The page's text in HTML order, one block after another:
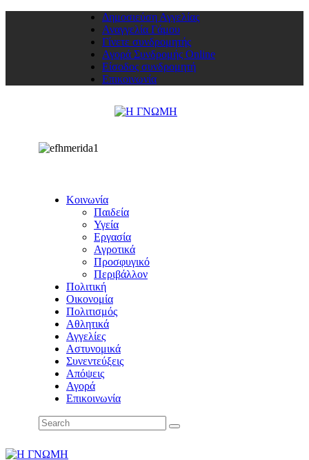
Δημοσιεύση Αγγελίας
Αναγγελία Γάμου
Γίνετε συνδρομητής
Αγορά Συνδρομής Online
Είσοδος συνδρομητή
Επικοινωνία
Κοινωνία
Παιδεία
Υγεία
Εργασία
Αγροτικά
Προσφυγικό
Περιβάλλον
Πολιτική
Οικονομία
Πολιτισμός
Αθλητικά
Αγγελίες
Αστυνομικά
Συνεντεύξεις
Απόψεις
Αγορά
Επικοινωνία